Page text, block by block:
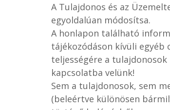
A Tulajdonos és az
egyoldalúan módosítsa.
A honlapon található
tájékozódáson kívüli egyéb
teljességére a
kapcsolatba velünk!
Sem a tulajdonosok, sem
(beleértve különösen